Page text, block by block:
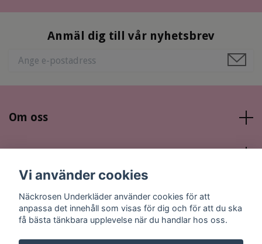
Anmäl dig till vår nyhetsbrev
Om oss
Sociala medier
Vi använder cookies
Näckrosen Underkläder använder cookies för att
anpassa det innehåll som visas för dig och för att du ska
få bästa tänkbara upplevelse när du handlar hos oss.